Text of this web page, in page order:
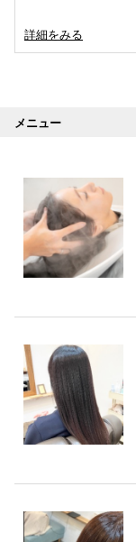
詳細をみる
メニュー